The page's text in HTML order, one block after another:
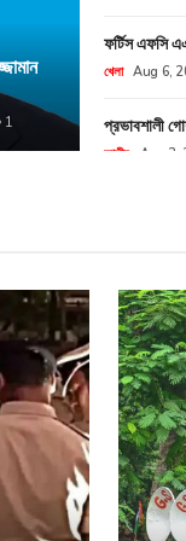
বিস্তার
1
ফর্টিস এফসি
খেলা Aug 6,
প্রভাবশালী
জাতীয় Aug 3,